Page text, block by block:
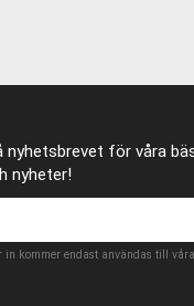
nyhetsbrevet för våra
nyheter!
kommer endast användas till